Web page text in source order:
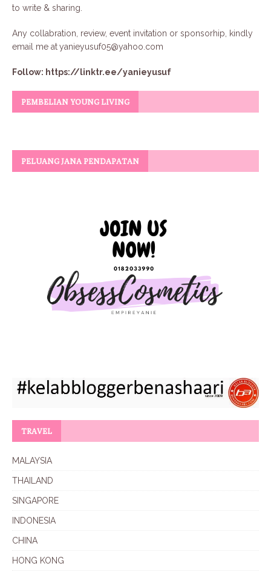
to write & sharing.
Any collabration, review, event invitation or sponsorhip, kindly
email me atyanieyusuf05@yahoo.com
Follow: https://linktr.ee/yanieyusuf
PEMBELIAN YOUNG LIVING
PELUANG JANA PENDAPATAN
TRAVEL
MALAYSIA
THAILAND
SINGAPORE
INDONESIA
CHINA
HONG KONG